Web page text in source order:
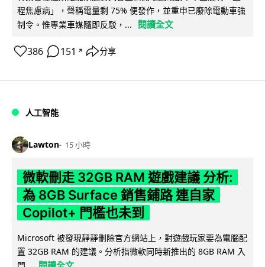
程焦慮病」，聲稱電量剩 75% 便發作，並重申已廢除電動車強
制令。惟專業車媒隨即反駁，...
閱讀全文
386 151 ↗ 分享
人工智能
Lawton 15 小時
微軟刪走 32GB RAM 遊戲建議 分析:
為 8GB Surface 銷售鋪路 連自家
Copilot+ 門檻也未到
Microsoft 被發現靜靜刪除官方網站上，對遊戲玩家要為電腦配
置 32GB RAM 的建議。分析指微軟同時新推出的 8GB RAM 入